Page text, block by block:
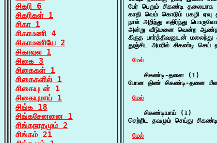
சிகரி 6
சிகரிகள் 1
சிகா 1
சிகாமணி 4
சிகாமணியே 2
சிகாவல 1
சிகை 3
சிகைகள் 1
சிகைகளில் 1
சிகையுடன் 1
சிகையுமாய் 1
சிங்க 18
சிங்கசேனனை 1
சிங்கநாதமும் 2
சிங்கம் 21
பேர் பெறும் சிகண்டி
காதி வெம் கொடும் பகழி
நாள் அறிந்து எதிர்ந்து
அன்று வீடுமனை வென்ற
கிருத பார்த்திவனுடன்
துஞ்சிட அமரில் சிகண்டி
மேல்
    சிகண்டி-தனை (1)
போன திண் சிகண்டி-தனை
மேல்
    சிகண்டியாய் (1)
செற்றிட தவமும் செய்து
மேல்